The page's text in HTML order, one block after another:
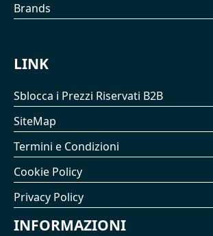
Brands
LINK
Sblocca i Prezzi Riservati B2B
SiteMap
Termini e Condizioni
Cookie Policy
Privacy Policy
INFORMAZIONI